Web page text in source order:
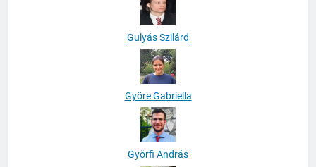
Gulyás Szilárd
Györe Gabriella
Györfi András